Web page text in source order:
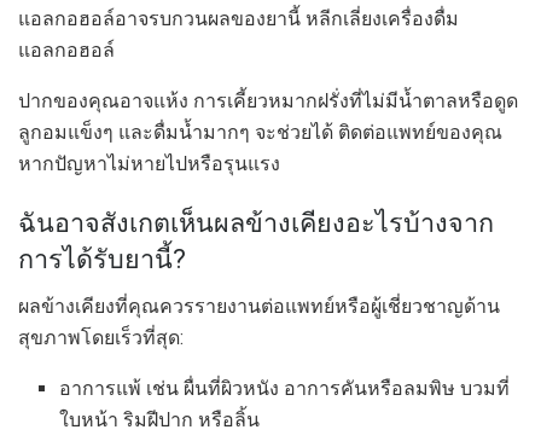
แอลกอฮอล์อาจรบกวนผลของยานี้ หลีกเลี่ยงเครื่องดื่ม
แอลกอฮอล์
ปากของคุณอาจแห้ง การเคี้ยวหมากฝรั่งที่ไม่มีน้ำตาลหรือดูด
ลูกอมแข็งๆ และดื่มน้ำมากๆ จะช่วยได้ ติดต่อแพทย์ของคุณ
หากปัญหาไม่หายไปหรือรุนแรง
ฉันอาจสังเกตเห็นผลข้างเคียงอะไรบ้างจาก
การได้รับยานี้?
ผลข้างเคียงที่คุณควรรายงานต่อแพทย์หรือผู้เชี่ยวชาญด้าน
สุขภาพโดยเร็วที่สุด:
อาการแพ้ เช่น ผื่นที่ผิวหนัง อาการคันหรือลมพิษ บวมที่
ใบหน้า ริมฝีปาก หรือลิ้น